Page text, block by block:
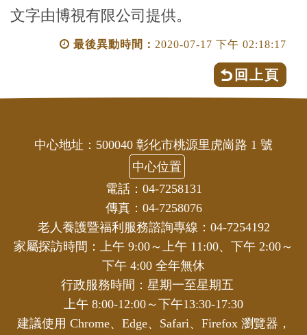
文字由博視有限公司提供。
最後異動時間： 2020-07-17 下午 02:18:17
回上頁
中心地址：500040 彰化市桃源里虎崗路 1 號
中心位置
電話：04-7258131
傳真：04-7258076
老人養護暨福利服務諮詢專線：04-7254192
家屬探訪時間：上午 9:00～上午 11:00、下午 2:00～
下午 4:00 全年無休
行政服務時間：星期一至星期五
上午 8:00-12:00～下午13:30-17:30
建議使用 Chrome、Edge、Safari、Firefox 瀏覽器，